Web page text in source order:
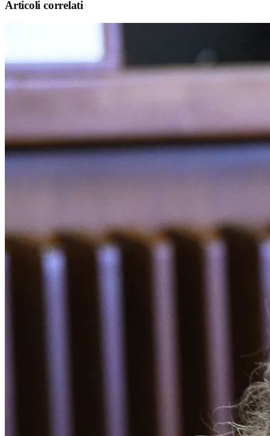
Articoli correlati